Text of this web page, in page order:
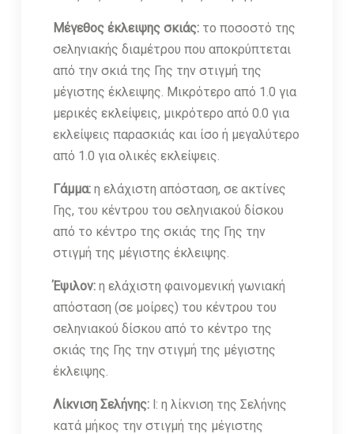
Μέγεθος έκλειψης σκιάς:το ποσοστό της
σεληνιακής διαμέτρου που αποκρύπτεται
από την σκιά της Γης την στιγμή της
μέγιστης έκλειψης. Μικρότερο από 1.0 για
μερικές εκλείψεις, μικρότερο από 0.0 για
εκλείψεις παρασκιάς και ίσο ή μεγαλύτερο
από 1.0 για ολικές εκλείψεις.
Γάμμα:η ελάχιστη απόσταση, σε ακτίνες
Γης, του κέντρου του σεληνιακού δίσκου
από το κέντρο της σκιάς της Γης την
στιγμή της μέγιστης έκλειψης.
Έψιλον:η ελάχιστη φαινομενική γωνιακή
απόσταση (σε μοίρες) του κέντρου του
σεληνιακού δίσκου από το κέντρο της
σκιάς της Γης την στιγμή της μέγιστης
έκλειψης.
Λίκνιση Σελήνης:l: η λίκνιση της Σελήνης
κατά μήκος την στιγμή της μέγιστης